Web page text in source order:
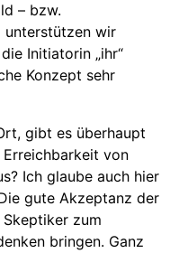
– bzw.
unterstützen wir
Initiatorin „ihr“
Konzept sehr
gibt es überhaupt
von
Ich glaube auch hier
gute Akzeptanz der
zum
bringen. Ganz